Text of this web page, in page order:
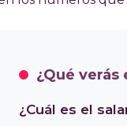
de otros
¿Qué verás
¿Cuál es el